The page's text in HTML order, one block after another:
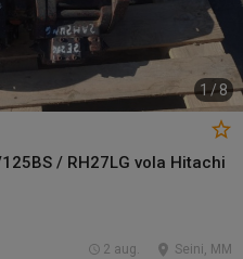
1 /8
/ RH27LG vola Hitachi
Seini, MM
2 aug.